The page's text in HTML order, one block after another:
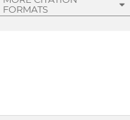
FORMATS